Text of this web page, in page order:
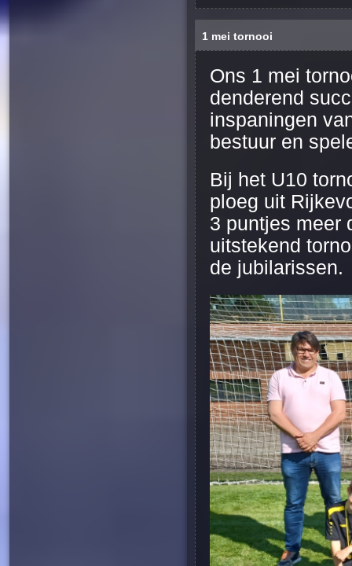
1 mei tornooi
Ons 1 mei
denderend
inspaningen
bestuur en
Bij het U10
ploeg uit
3 puntjes meer
uitstekend
de jubilarissen.